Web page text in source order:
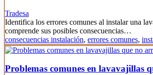
Tradesa
Identifica los errores comunes al instalar una
comprende sus posibles consecuencias…
consecuencias instalación, errores comunes,
Problemas comunes en lavavajillas